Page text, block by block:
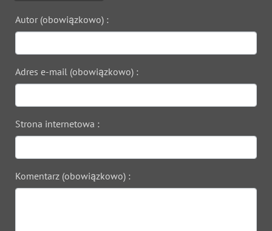
Autor (obowiązkowo) :
Adres e-mail (obowiązkowo) :
Strona internetowa :
Komentarz (obowiązkowo) :